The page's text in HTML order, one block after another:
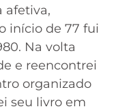
afetiva,
início de 77 fui
Na volta
e reencontrei
organizado
seu livro em